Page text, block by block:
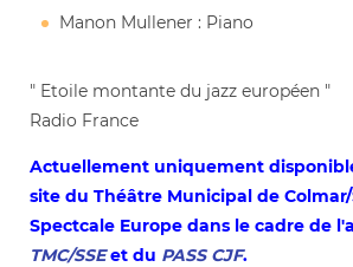
Manon Mullener : Piano
" Etoile montante du jazz européen "
Radio France
Actuellement uniquement
site du Théâtre Municipal de
Spectcale Europe dans le cadre de
TMC/SSEet du PASS CJF.